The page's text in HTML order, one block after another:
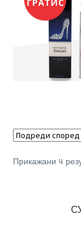
Прикажани 4